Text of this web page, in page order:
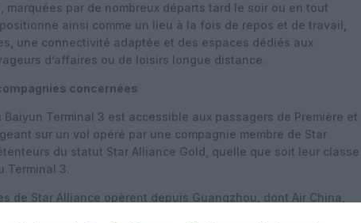
marquées par de nombreux départs tard le soir ou en tout
ainsi comme un lieu à la fois de repos et de travail,
une connectivité adaptée et des espaces dédiés aux
d’affaires ou de loisirs longue distance.
concernées
Terminal 3 est accessible aux passagers de Première et
sur un vol opéré par une compagnie membre de Star
du statut Star Alliance Gold, quelle que soit leur classe
Terminal 3.
de Star Alliance opèrent depuis Guangzhou, dont Air China,
Ethiopian Airlines, EVA Air, Shenzhen Airlines, Singapore